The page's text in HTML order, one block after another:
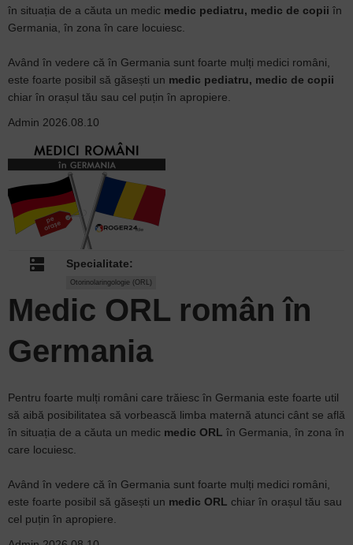
în situația de a căuta un medic medic pediatru, medic de copii în
Germania, în zona în care locuiesc.
Având în vedere că în Germania sunt foarte mulți medici români,
este foarte posibil să găsești un medic pediatru, medic de copii
chiar în orașul tău sau cel puțin în apropiere.
Admin 2026.08.10
dns Specialitate:
Otorinolaringologie (ORL)
Medic ORL român în
Germania
Pentru foarte mulți români care trăiesc în Germania este foarte util
să aibă posibilitatea să vorbească limba maternă atunci cânt se află
în situația de a căuta un medic medic ORL în Germania, în zona în
care locuiesc.
Având în vedere că în Germania sunt foarte mulți medici români,
este foarte posibil să găsești un medic ORL chiar în orașul tău sau
cel puțin în apropiere.